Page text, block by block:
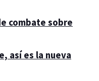
combate sobre
así es la nueva